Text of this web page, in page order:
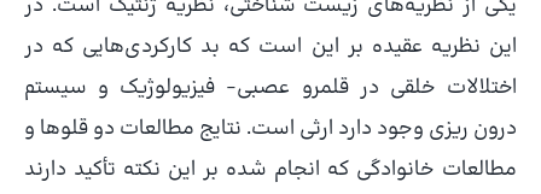
یکی از نظریه‌های زیست شناختی، نظریه ژنتیک است. در
این نظریه عقیده بر این است که بد کارکردی‌هایی که در
اختلالات خلقی در قلمرو عصبی- فیزیولوژیک و سیستم
درون ریزی وجود دارد ارثی است. نتایج مطالعات دو قلوها و
مطالعات خانوادگی که انجام شده بر این نکته تأکید دارند